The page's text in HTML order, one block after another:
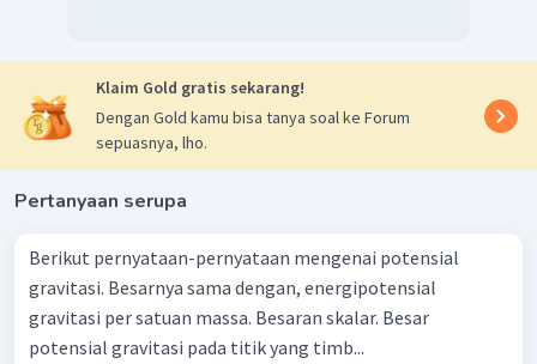
Klaim Gold gratis sekarang!
Dengan Gold kamu bisa tanya soal ke Forum
sepuasnya, lho.
Pertanyaan serupa
Berikut pernyataan-pernyataan mengenai potensial
gravitasi. Besarnya sama dengan, energipotensial
gravitasi per satuan massa. Besaran skalar. Besar
potensial gravitasi pada titik yang timb...